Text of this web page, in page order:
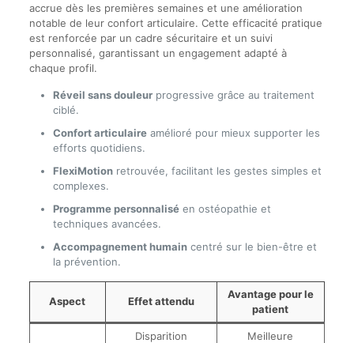
accrue dès les premières semaines et une amélioration
notable de leur confort articulaire. Cette efficacité pratique
est renforcée par un cadre sécuritaire et un suivi
personnalisé, garantissant un engagement adapté à
chaque profil.
Réveil sans douleurprogressive grâce au traitement
ciblé.
Confort articulaireamélioré pour mieux supporter les
efforts quotidiens.
FlexiMotionretrouvée, facilitant les gestes simples et
complexes.
Programme personnaliséen ostéopathie et
techniques avancées.
Accompagnement humaincentré sur le bien-être et
la prévention.
Aspect Effet attendu
Avantage pour le
patient
Disparition
Meilleure